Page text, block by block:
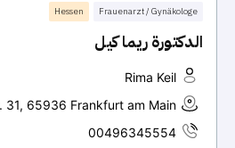
Frauenarzt / Gynäkologe
Hessen
الدكتورة ريما كيل
Rima Keil
31, 65936 Frankfurt am Main
00496345554